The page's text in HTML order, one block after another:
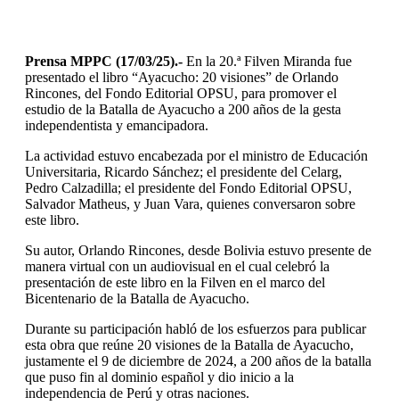
Prensa MPPC (17/03/25).- En la 20.ª Filven Miranda fue
presentado el libro “Ayacucho: 20 visiones” de Orlando
Rincones, del Fondo Editorial OPSU, para promover el
estudio de la Batalla de Ayacucho a 200 años de la gesta
independentista y emancipadora.
La actividad estuvo encabezada por el ministro de Educación
Universitaria, Ricardo Sánchez; el presidente del Celarg,
Pedro Calzadilla; el presidente del Fondo Editorial OPSU,
Salvador Matheus, y Juan Vara, quienes conversaron sobre
este libro.
Su autor, Orlando Rincones, desde Bolivia estuvo presente de
manera virtual con un audiovisual en el cual celebró la
presentación de este libro en la Filven en el marco del
Bicentenario de la Batalla de Ayacucho.
Durante su participación habló de los esfuerzos para publicar
esta obra que reúne 20 visiones de la Batalla de Ayacucho,
justamente el 9 de diciembre de 2024, a 200 años de la batalla
que puso fin al dominio español y dio inicio a la
independencia de Perú y otras naciones.